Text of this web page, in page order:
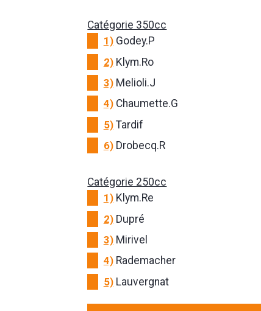
Catégorie 350cc
1)Godey.P
2)Klym.Ro
3)Melioli.J
4)Chaumette.G
5)Tardif
6)Drobecq.R
Catégorie 250cc
1)Klym.Re
2)Dupré
3)Mirivel
4)Rademacher
5)Lauvergnat